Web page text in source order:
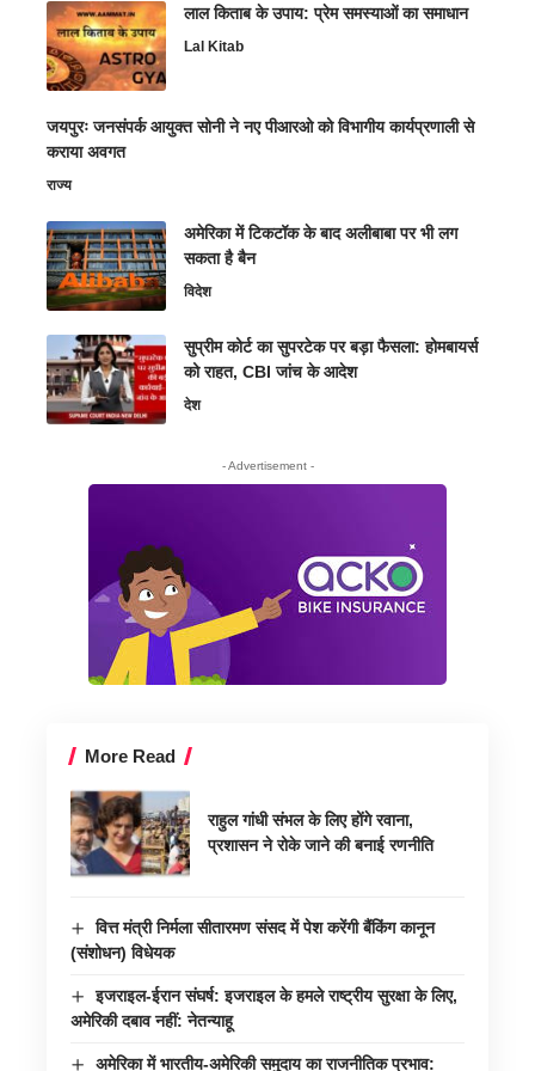
लाल किताब के उपाय: प्रेम समस्याओं का समाधान
Lal Kitab
जयपुरः जनसंपर्क आयुक्त सोनी ने नए पीआरओ को विभागीय कार्यप्रणाली से
कराया अवगत
राज्य
अमेरिका में टिकटॉक के बाद अलीबाबा पर भी लग
सकता है बैन
विदेश
सुप्रीम कोर्ट का सुपरटेक पर बड़ा फैसला: होमबायर्स
को राहत, CBI जांच के आदेश
देश
- Advertisement -
More Read
राहुल गांधी संभल के लिए होंगे रवाना,
प्रशासन ने रोके जाने की बनाई रणनीति
वित्त मंत्री निर्मला सीतारमण संसद में पेश करेंगी बैंकिंग कानून
(संशोधन) विधेयक
इजराइल-ईरान संघर्ष: इजराइल के हमले राष्ट्रीय सुरक्षा के लिए,
अमेरिकी दबाव नहीं: नेतन्याहू
अमेरिका में भारतीय-अमेरिकी समुदाय का राजनीतिक प्रभाव: